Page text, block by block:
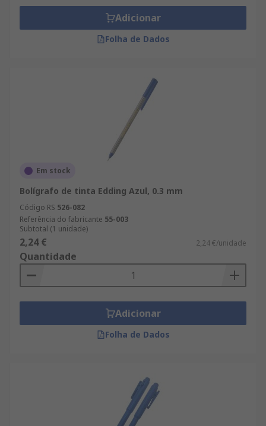
Adicionar
Folha de Dados
Em stock
Bolígrafo de tinta Edding Azul, 0.3 mm
Código RS 526-082
Referência do fabricante 55-003
Subtotal (1 unidade)
2,24 € 2,24 €/unidade
Quantidade
Adicionar
Folha de Dados